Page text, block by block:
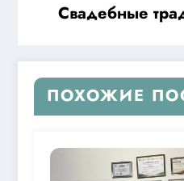
Свадебные
ПОХОЖИЕ